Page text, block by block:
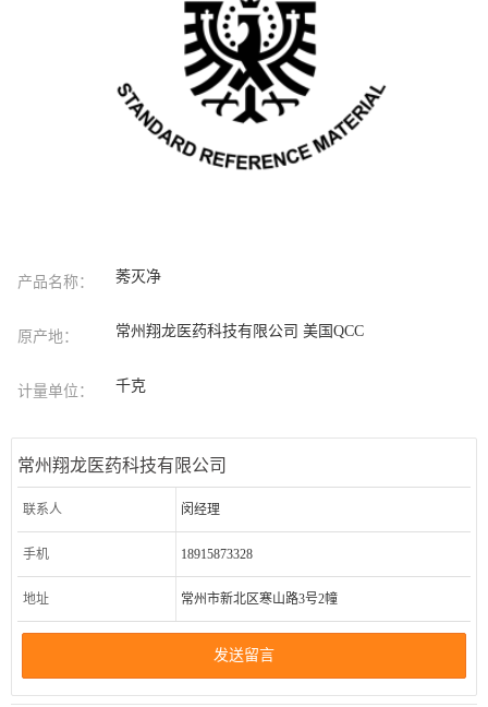
产品名称： 莠灭净
原产地： 常州翔龙医药科技有限公司 美国QCC
计量单位： 千克
常州翔龙医药科技有限公司
联系人 闵经理
手机 18915873328
地址 常州市新北区寒山路3号2幢
发送留言